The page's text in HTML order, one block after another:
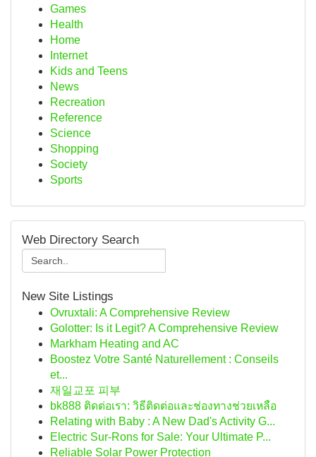
Games
Health
Home
Internet
Kids and Teens
News
Recreation
Reference
Science
Shopping
Society
Sports
Web Directory Search
New Site Listings
Ovruxtali: A Comprehensive Review
Golotter: Is it Legit? A Comprehensive Review
Markham Heating and AC
Boostez Votre Santé Naturellement : Conseils
et...
재일교포 피부
bk888 ติดต่อเรา: วิธีติดต่อและช่องทางช่วยเหลือ
Relating with Baby : A New Dad's Activity G...
Electric Sur-Rons for Sale: Your Ultimate P...
Reliable Solar Power Protection